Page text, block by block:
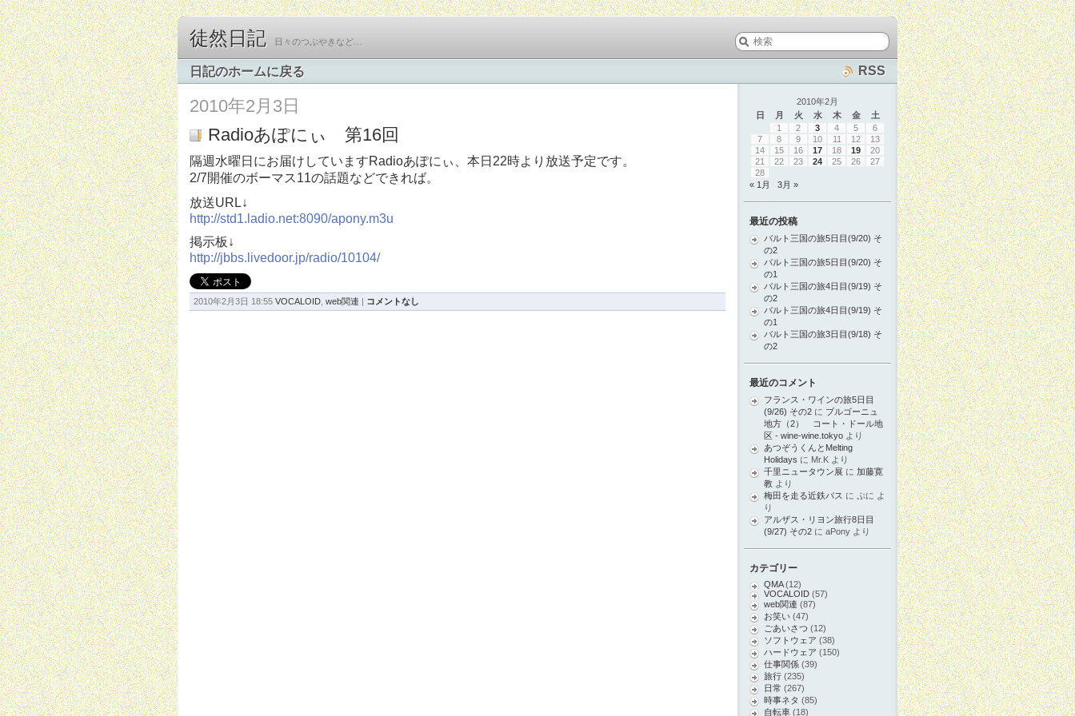
徒然日記 日々のつぶやきなど…
日記のホームに戻る RSS
2010年2月3日
Radioあぽにぃ 第16回
隔週水曜日にお届けしていますRadioあぽにぃ、本日22時より放送予定です。
2/7開催のボーマス11の話題などできれば。
放送URL↓
http://std1.ladio.net:8090/apony.m3u
掲示板↓
http://jbbs.livedoor.jp/radio/10104/
2010年2月3日 18:55 VOCALOID web関連 | コメントなし
2010年2月
日
月 火 水 木 金
土
1
2 3 4 5
6
7
8 9 10 11 12
13
14
15 16 17 18 19
20
21
22 23 24 25 26
27
28
« 1月
3月 »
最近の投稿
バルト三国の旅5日目(9/20) そ
の2
バルト三国の旅5日目(9/20) そ
の1
バルト三国の旅4日目(9/19) そ
の2
バルト三国の旅4日目(9/19) そ
の1
バルト三国の旅3日目(9/18) そ
の2
最近のコメント
フランス・ワインの旅5日目
(9/26) その2 に ブルゴーニュ
地方（2） コート・ドール地
区 - wine-wine.tokyo より
あつぞうくんとMelting
Holidays に Mr.K より
千里ニュータウン展 に 加藤寛
教 より
梅田を走る近鉄バス に ぷに よ
り
アルザス・リヨン旅行8日目
(9/27) その2 に aPony より
カテゴリー
QMA(12)
VOCALOID (57)
web関連 (87)
お笑い (47)
ごあいさつ (12)
ソフトウェア (38)
ハードウェア (150)
仕事関係 (39)
旅行 (235)
日常 (267)
時事ネタ (85)
自転車 (18)